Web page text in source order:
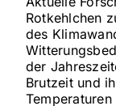
Rotkehlchen
des
der
Brutzeit und